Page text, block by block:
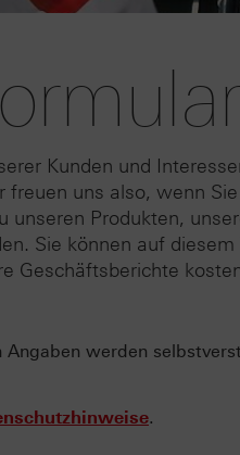
Kunden und
freuen uns also, wenn
unseren Produkten,
Sie können auf
Geschäftsberichte
Angaben werden
.